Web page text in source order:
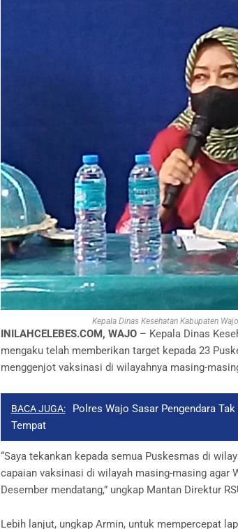
Kepala Dinas Kesehatan Kabupaten
INILAHCELEBES.COM, WAJO– Kepala Dinas
mengaku telah memberikan target kepada 23
menggenjot vaksinasi di wilayahnya masing-
BACA JUGA:
Polres Wajo Sasar Pengendara
Tempat
“Saya tekankan kepada semua Puskesmas di
capaian vaksinasi di wilayah masing-masing agar
Desember mendatang,” ungkap Mantan Direktur
Lebih lanjut, ungkap Armin, untuk mempercepat